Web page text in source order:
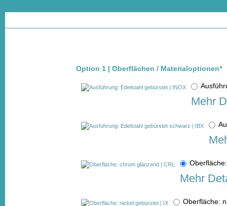
Option 1 | Oberflächen / Materialoptionen*
Mehr
Mehr
Oberfläche: